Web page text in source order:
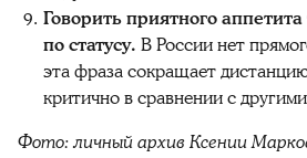
Говорить приятного
по статусу. В России нет
эта фраза сокращает
критично в сравнении с
Фото: личный архив Ксении